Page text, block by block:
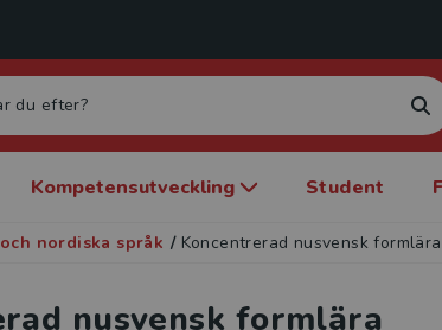
Kompetensutveckling Student
nordiska språk / Koncentrerad nusvensk
nusvensk formlära